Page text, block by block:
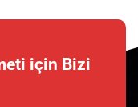
için Bizi